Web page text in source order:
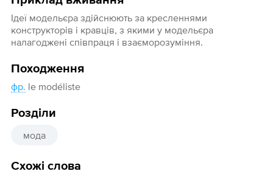
Ідеї модельєра здійснюють за кресленнями
конструкторів і кравців, з якими у модельєра
налагоджені співпраця і взаєморозуміння.
Походження
фр. le modéliste
Розділи
мода
Схожі слова